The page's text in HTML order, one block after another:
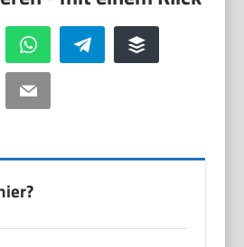
WhatsApp Telegram Buffer
Email